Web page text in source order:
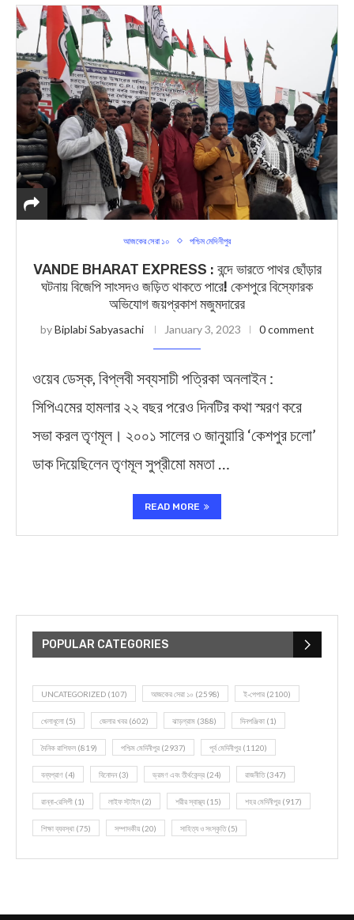
আজকের সেরা ১০ পশ্চিম মেদিনীপুর
VANDE BHARAT EXPRESS : বন্দে ভারতে পাথর ছোঁড়ার
ঘটনায় বিজেপি সাংসদও জড়িত থাকতে পারে! কেশপুরে বিস্ফোরক
অভিযোগ জয়প্রকাশ মজুমদারের
byBiplabi Sabyasachi January 3, 2023 0 comment
ওয়েব ডেস্ক, বিপ্লবী সব্যসাচী পত্রিকা অনলাইন :
সিপিএমের হামলার ২২ বছর পরেও দিনটির কথা স্মরণ করে
সভা করল তৃণমূল। ২০০১ সালের ৩ জানুয়ারি ‘কেশপুর চলো’
ডাক দিয়েছিলেন তৃণমূল সুপ্রীমো মমতা …
READ MORE
POPULAR CATEGORIES
UNCATEGORIZED (107) আজকের সেরা ১০ (2598) ই-পেপার (2100)
খেলাধূলো (5) জেলার খবর (602) ঝাড়গ্রাম (388) দিনপঞ্জিকা (1)
দৈনিক রাশিফল (819) পশ্চিম মেদিনীপুর (2937) পূর্ব মেদিনীপুর (1120)
বন্যপ্রাণ (4) বিনোদন(3) ভ্রমণ এবং তীর্থকেন্দ্র (24) রাজনীতি(347)
রান্না-রেসিপী (1) লাইফ স্টাইল (2) শরীর স্বাস্থ্য (15) শহর মেদিনীপুর (917)
শিক্ষা ব্যবস্থা (75) সম্পাদকীয় (20) সাহিত্য ও সংস্কৃতি(5)